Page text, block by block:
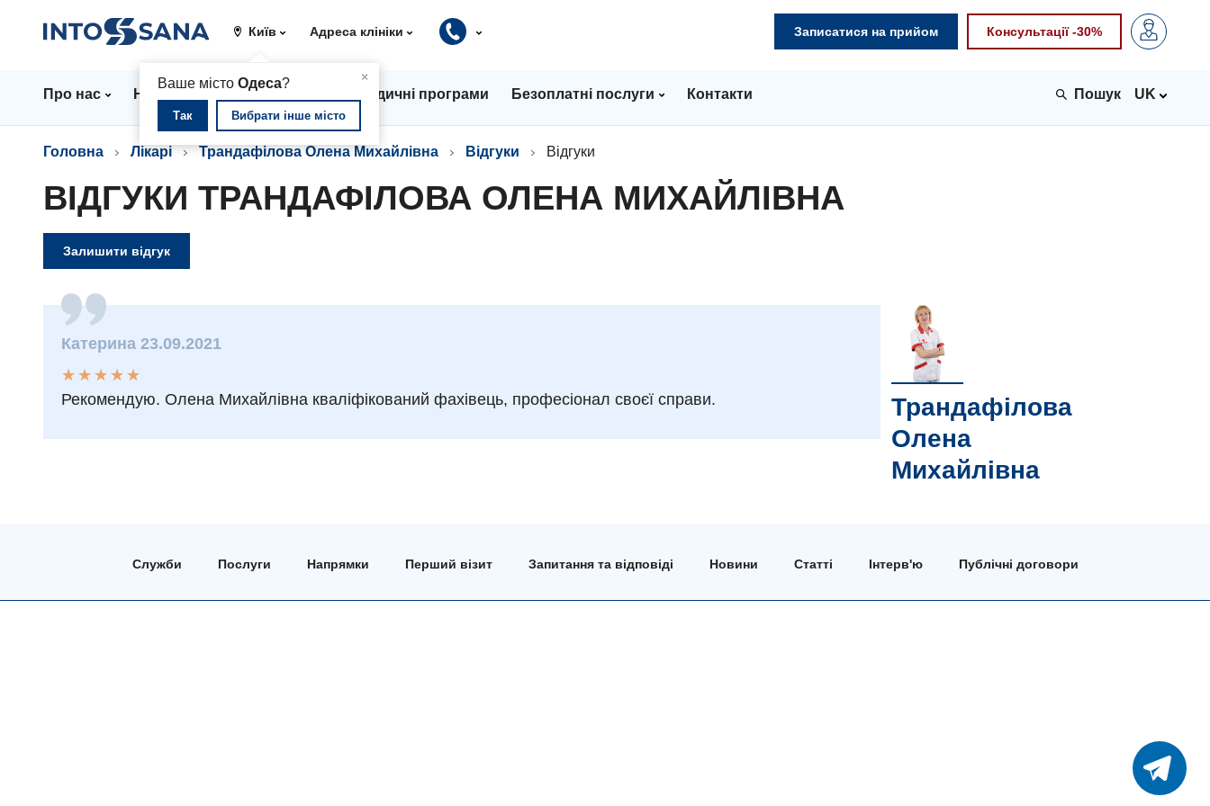
Київ
×
Ваше місто Одеса?
Так Вибрати інше місто
Адреса клініки Записатися на прийом Консультації -30%
Про нас Напрямки Ціни Медичні програми Безоплатні послуги Контакти UK
Головна Лікарі Трандафілова Олена Михайлівна Відгуки Відгуки
ВІДГУКИ ТРАНДАФІЛОВА ОЛЕНА МИХАЙЛІВНА
Залишити відгук
Катерина 23.09.2021
★
★
★
★
★
★ ★ ★ ★ ★
Рекомендую. Олена Михайлівна кваліфікований фахівець, професіонал своєї справи.
Трандафілова
Олена
Михайлівна
Служби Послуги Напрямки Перший візит Запитання та відповіді Новини Статті Інтерв'ю Публічні договори